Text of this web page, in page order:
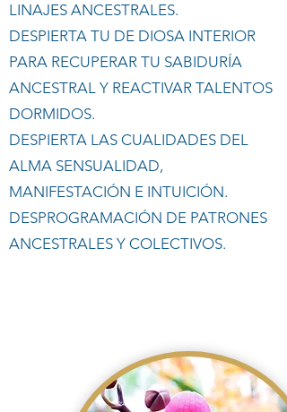
LINAJES ANCESTRALES.
DESPIERTA TU DE DIOSA INTERIOR
PARA RECUPERAR TU SABIDURÍA
ANCESTRAL Y REACTIVAR TALENTOS
DORMIDOS.
DESPIERTA LAS CUALIDADES DEL
ALMA SENSUALIDAD,
MANIFESTACIÓN E INTUICIÓN. ​
DESPROGRAMACIÓN DE PATRONES
ANCESTRALES Y COLECTIVOS.